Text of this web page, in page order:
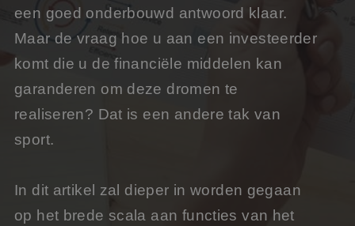
een goed onderbouwd antwoord klaar.
Maar de vraag hoe u aan een investeerder
komt die u de financiële middelen kan
garanderen om deze dromen te
realiseren? Dat is een andere tak van
sport.
In dit artikel zal dieper in worden gegaan
op het brede scala aan functies van het